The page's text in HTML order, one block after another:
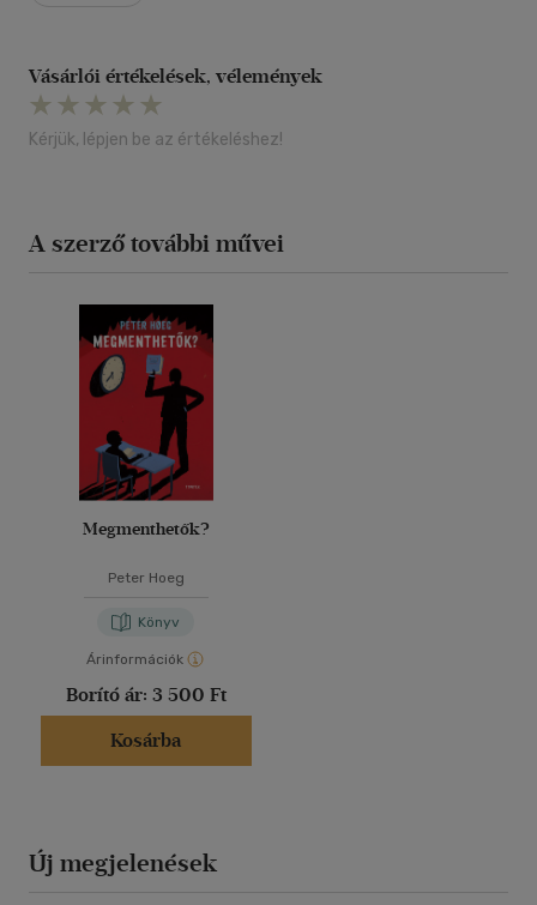
Vásárlói értékelések, vélemények
Kérjük, lépjen be az értékeléshez!
A szerző további művei
Megmenthetők?
Peter Hoeg
Könyv
Árinformációk
Borító ár: 3 500 Ft
Kosárba
Új megjelenések